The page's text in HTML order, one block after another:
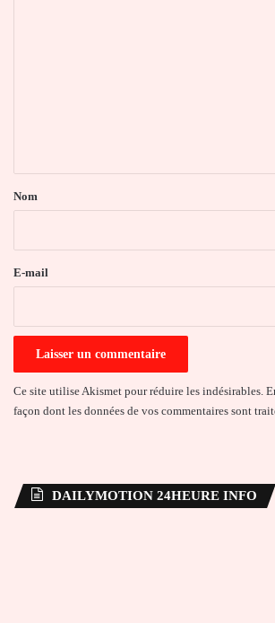
a
e
Nom
E-mail
Ce site utilise Akismet pour réduire les indésirables.
façon dont les données de vos commentaires sont
DAILYMOTION 24HEURE INFO